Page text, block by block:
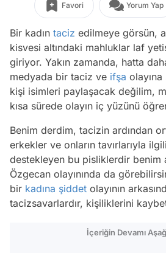
Favori Yorum Yap
Bir kadın taciz edilmeye görsün,
kisvesi altındaki mahluklar laf
giriyor. Yakın zamanda, hatta
medyada bir taciz ve ifşa
kişi isimleri paylaşacak değilim,
kısa sürede olayın iç yüzünü
Benim derdim, tacizin ardından
erkekler ve onların tavırlarıyla
destekleyen bu pisliklerdir benim
Özgecan olayınında da
bir kadına şiddet olayının
tacizsavarlardır, kişiliklerini
İçeriğin Devamı